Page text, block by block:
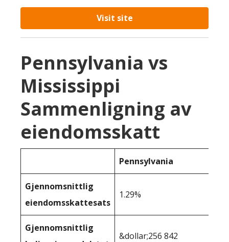
Visit site
Pennsylvania vs
Mississippi
Sammenligning av
eiendomsskatt
Pennsylvania
Gjennomsnittlig
eiendomsskattesats
1.29%
Gjennomsnittlig
&dollar;256 842